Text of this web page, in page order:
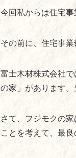
今回私からは住宅
その前に、住宅事
富士木材株式会社で
の家」があります
さて、フジモクの
ことを考えて、最良